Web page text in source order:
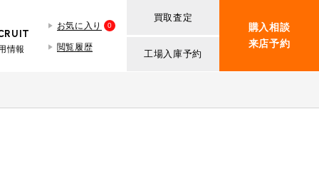
情報
お気に入り 0
閲覧履歴
買取査定
工場入庫予約
購入相談
来店予約